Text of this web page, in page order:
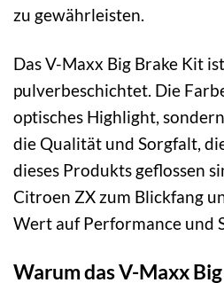
zu gewährleisten.
Das V-Maxx Big Brake Kit
pulverbeschichtet. Die
optisches Highlight,
die Qualität und Sorgfalt,
dieses Produkts geflossen
Citroen ZX zum Blickfang
Wert auf Performance und
Warum das V-Maxx